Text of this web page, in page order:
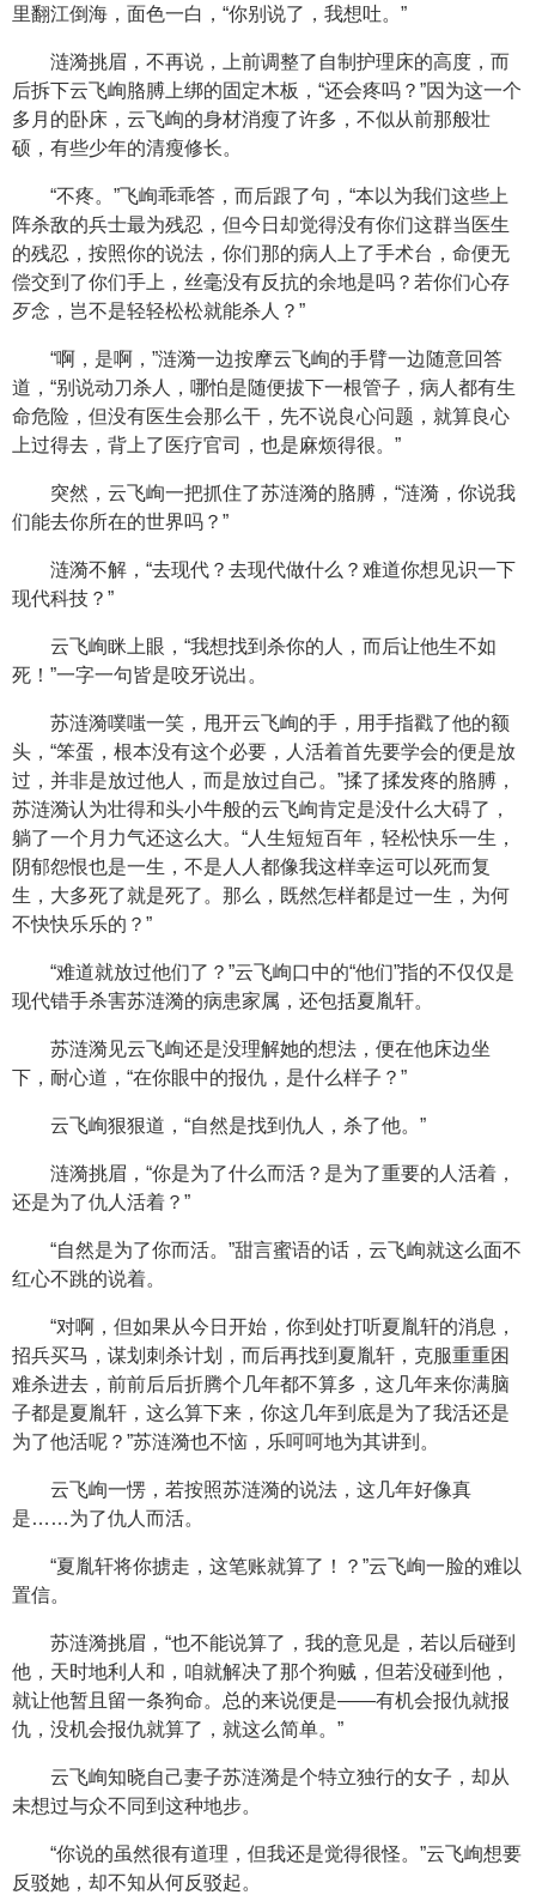
里翻江倒海，面色一白，“你别说了，我想吐。”
涟漪挑眉，不再说，上前调整了自制护理床的高度，而
后拆下云飞峋胳膊上绑的固定木板，“还会疼吗？”因为这一个
多月的卧床，云飞峋的身材消瘦了许多，不似从前那般壮
硕，有些少年的清瘦修长。
“不疼。”飞峋乖乖答，而后跟了句，“本以为我们这些上
阵杀敌的兵士最为残忍，但今日却觉得没有你们这群当医生
的残忍，按照你的说法，你们那的病人上了手术台，命便无
偿交到了你们手上，丝毫没有反抗的余地是吗？若你们心存
歹念，岂不是轻轻松松就能杀人？”
“啊，是啊，”涟漪一边按摩云飞峋的手臂一边随意回答
道，“别说动刀杀人，哪怕是随便拔下一根管子，病人都有生
命危险，但没有医生会那么干，先不说良心问题，就算良心
上过得去，背上了医疗官司，也是麻烦得很。”
突然，云飞峋一把抓住了苏涟漪的胳膊，“涟漪，你说我
们能去你所在的世界吗？”
涟漪不解，“去现代？去现代做什么？难道你想见识一下
现代科技？”
云飞峋眯上眼，“我想找到杀你的人，而后让他生不如
死！”一字一句皆是咬牙说出。
苏涟漪噗嗤一笑，甩开云飞峋的手，用手指戳了他的额
头，“笨蛋，根本没有这个必要，人活着首先要学会的便是放
过，并非是放过他人，而是放过自己。”揉了揉发疼的胳膊，
苏涟漪认为壮得和头小牛般的云飞峋肯定是没什么大碍了，
躺了一个月力气还这么大。“人生短短百年，轻松快乐一生，
阴郁怨恨也是一生，不是人人都像我这样幸运可以死而复
生，大多死了就是死了。那么，既然怎样都是过一生，为何
不快快乐乐的？”
“难道就放过他们了？”云飞峋口中的“他们”指的不仅仅是
现代错手杀害苏涟漪的病患家属，还包括夏胤轩。
苏涟漪见云飞峋还是没理解她的想法，便在他床边坐
下，耐心道，“在你眼中的报仇，是什么样子？”
云飞峋狠狠道，“自然是找到仇人，杀了他。”
涟漪挑眉，“你是为了什么而活？是为了重要的人活着，
还是为了仇人活着？”
“自然是为了你而活。”甜言蜜语的话，云飞峋就这么面不
红心不跳的说着。
“对啊，但如果从今日开始，你到处打听夏胤轩的消息，
招兵买马，谋划刺杀计划，而后再找到夏胤轩，克服重重困
难杀进去，前前后后折腾个几年都不算多，这几年来你满脑
子都是夏胤轩，这么算下来，你这几年到底是为了我活还是
为了他活呢？”苏涟漪也不恼，乐呵呵地为其讲到。
云飞峋一愣，若按照苏涟漪的说法，这几年好像真
是……为了仇人而活。
“夏胤轩将你掳走，这笔账就算了！？”云飞峋一脸的难以
置信。
苏涟漪挑眉，“也不能说算了，我的意见是，若以后碰到
他，天时地利人和，咱就解决了那个狗贼，但若没碰到他，
就让他暂且留一条狗命。总的来说便是——有机会报仇就报
仇，没机会报仇就算了，就这么简单。”
云飞峋知晓自己妻子苏涟漪是个特立独行的女子，却从
未想过与众不同到这种地步。
“你说的虽然很有道理，但我还是觉得很怪。”云飞峋想要
反驳她，却不知从何反驳起。